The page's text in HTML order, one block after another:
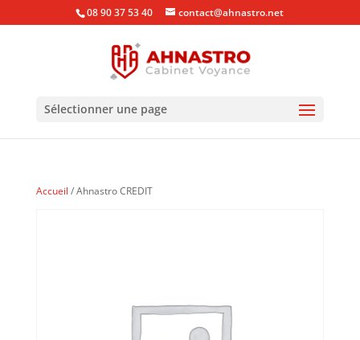
08 90 37 53 40 contact@ahnastro.net
Sélectionner une page
Accueil / Ahnastro CREDIT